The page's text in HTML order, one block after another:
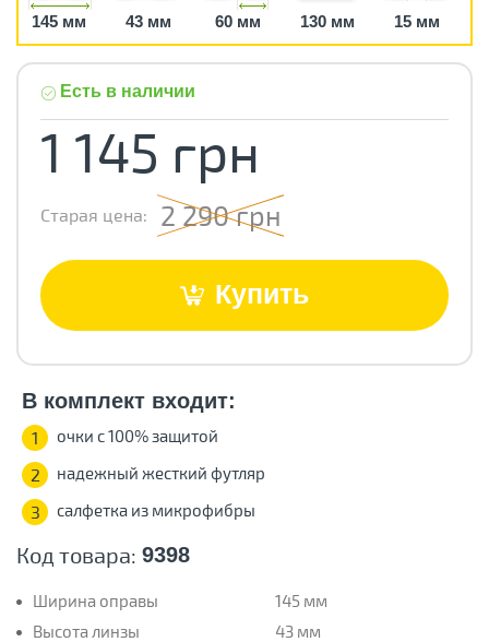
145 мм 43 мм 60 мм 130 мм 15 мм
Код товара: 9398
Ширина оправы
145 мм
Высота линзы
43 мм
Есть в наличии
1 145 грн
Старая цена: 2 290 грн
Купить
В комплект входит:
1 очки с 100% защитой
2 надежный жесткий футляр
3 салфетка из микрофибры